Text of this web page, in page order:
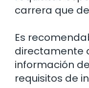
carrera que
Es
directamente
información
requisitos de